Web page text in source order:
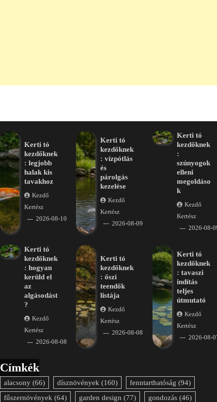
Kerti tó
kezdőknek
: legjobb
halak kis
tavakhoz
Kezdő
Kertész
2026-08-10
Kerti tó
kezdőknek
: vízpótlás
és
párolgás
kezelése
Kezdő
Kertész
2026-08-09
Kerti tó
kezdőknek
:
szúnyogok
elleni
megoldáso
k
Kezdő
Kertész
2026-08-
Kerti tó
kezdőknek
: hogyan
kerüld el
az
algásodást
?
Kezdő
Kertész
2026-08-08
Kerti tó
kezdőknek
: őszi
teendők
listája
Kezdő
Kertész
2026-08-08
Kerti tó
kezdőknek
: tavaszi
indítás
teljes
útmutató
Kezdő
Kertész
2026-08-
Címkék
alacsony (66) dísznövények (160) fenntarthatóság (94)
fűszernövények (64) garden design (77) gondozás (46)